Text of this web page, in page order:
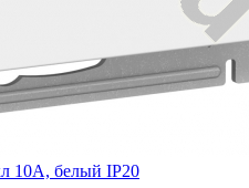
10А, белый IP20